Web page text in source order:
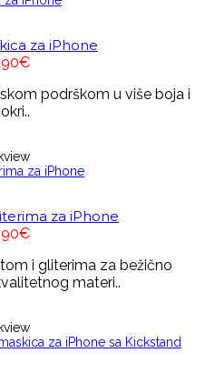
za iPhone
podrškom u više boja i
za iPhone
i gliterima za bežično
materi..